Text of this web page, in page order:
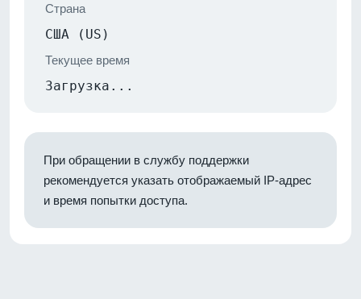
Страна
США (US)
Текущее время
Загрузка...
При обращении в службу поддержки
рекомендуется указать отображаемый IP-адрес
и время попытки доступа.